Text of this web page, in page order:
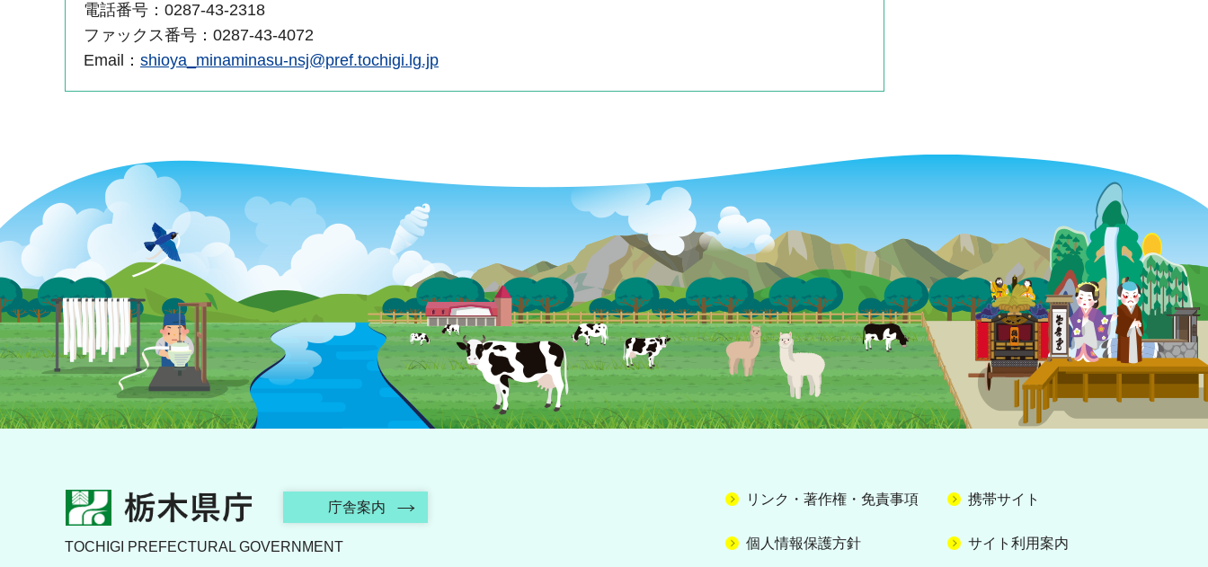
電話番号：0287-43-2318
ファックス番号：0287-43-4072
Email： shioya_minaminasu-nsj@pref.tochigi.lg.jp
栃木県庁 庁舎案内
TOCHIGI PREFECTURAL GOVERNMENT
リンク・著作権・免責事項 携帯サイト
個人情報保護方針 サイト利用案内